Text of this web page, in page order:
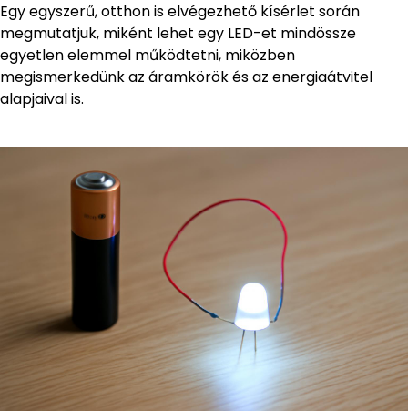
Egy egyszerű, otthon is elvégezhető kísérlet során
megmutatjuk, miként lehet egy LED-et mindössze
egyetlen elemmel működtetni, miközben
megismerkedünk az áramkörök és az energiaátvitel
alapjaival is.